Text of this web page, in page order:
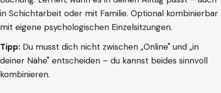
in Schichtarbeit oder mit Familie. Optional kombinierbar
mit eigene psychologischen Einzelsitzungen.
Tipp: Du musst dich nicht zwischen „Online" und „in
deiner Nähe" entscheiden – du kannst beides sinnvoll
kombinieren.